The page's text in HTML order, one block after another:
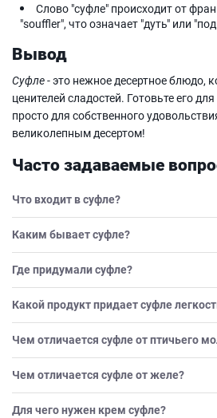
Слово "суфле" происходит от
"souffler", что означает "дуть" или
Вывод
Суфле- это нежное десертное блюдо,
ценителей сладостей. Готовьте его
просто для собственного
великолепным десертом!
Часто задаваемые
Что входит в суфле?
Каким бывает суфле?
Где придумали суфле?
Какой продукт придает суфле
Чем отличается суфле от птичьего
Чем отличается суфле от желе?
Для чего нужен крем суфле?